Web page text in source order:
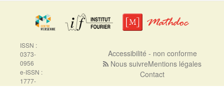
ISSN :
0373-
0956
e-ISSN :
1777-
Accessibilité - non conforme
Nous suivreMentions légales
Contact